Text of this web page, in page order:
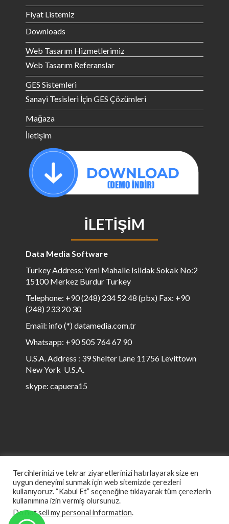
Fiyat Listemiz
Downloads
Web Tasarım Hizmetlerimiz
Web Tasarım Referanslar
GES Sistemleri
Sanayi Tesisleri İçin GES Çözümleri
Mağaza
İletişim
İLETIŞIM
Data Media Software
Turkey Address: Yeni Mahalle Isildak Sokak No:2
15100 Merkez Burdur Turkey
Telephone: +90 (248) 234 52 48 (pbx) Fax: +90
(248) 233 20 30
Email: info (*) datamedia.com.tr
Whatsapp: +90 505 764 67 90
U.S.A. Address : 39 Shelter Lane 11756 Levittown
New York U.S.A.
skype: capuera15
© All rights reserved to Data Media 1999 to ∞
Tercihlerinizi ve tekrar ziyaretlerinizi hatırlayarak size en
uygun deneyimi sunmak için web sitemizde çerezleri
kullanıyoruz. “Kabul Et” seçeneğine tıklayarak tüm çerezlerin
kullanımına izin vermiş olursunuz.
Do not sell my personal information.